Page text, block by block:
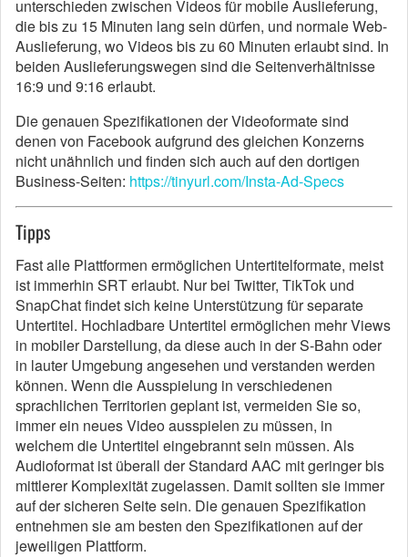
unterschieden zwischen Videos für mobile Auslieferung,
die bis zu 15 Minuten lang sein dürfen, und normale Web-
Auslieferung, wo Videos bis zu 60 Minuten erlaubt sind. In
beiden Auslieferungswegen sind die Seitenverhältnisse
16:9 und 9:16 erlaubt.
Die genauen Spezifikationen der Videoformate sind
denen von Facebook aufgrund des gleichen Konzerns
nicht unähnlich und finden sich auch auf den dortigen
Business-Seiten: https://tinyurl.com/Insta-Ad-Specs
Tipps
Fast alle Plattformen ermöglichen Untertitelformate, meist
ist immerhin SRT erlaubt. Nur bei Twitter, TikTok und
SnapChat findet sich keine Unterstützung für separate
Untertitel. Hochladbare Untertitel ermöglichen mehr Views
in mobiler Darstellung, da diese auch in der S-Bahn oder
in lauter Umgebung angesehen und verstanden werden
können. Wenn die Ausspielung in verschiedenen
sprachlichen Territorien geplant ist, vermeiden Sie so,
immer ein neues Video ausspielen zu müssen, in
welchem die Untertitel eingebrannt sein müssen. Als
Audioformat ist überall der Standard AAC mit geringer bis
mittlerer Komplexität zugelassen. Damit sollten sie immer
auf der sicheren Seite sein. Die genauen Spezifikation
entnehmen sie am besten den Spezifikationen auf der
jeweiligen Plattform.